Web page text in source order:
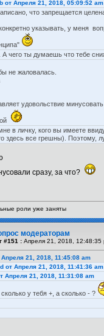
от Апреля 21, 2018, 05:09:52 am
что запрещается
указывать, у меня
чего ты думаешь что тебе
не жаловалась.
удовольствие
в личку, кого вы имеете
здесь все грешны). Поэтому,
сразу, за что?
роли уже заняты
модераторам
#151 : Апреля 21, 2018, 12:48:35
21, 2018, 11:45:08 am
от Апреля 21, 2018, 11:41:36 am
Апреля 21, 2018, 11:31:08 am
сколько у тебя +, а сколько - ?